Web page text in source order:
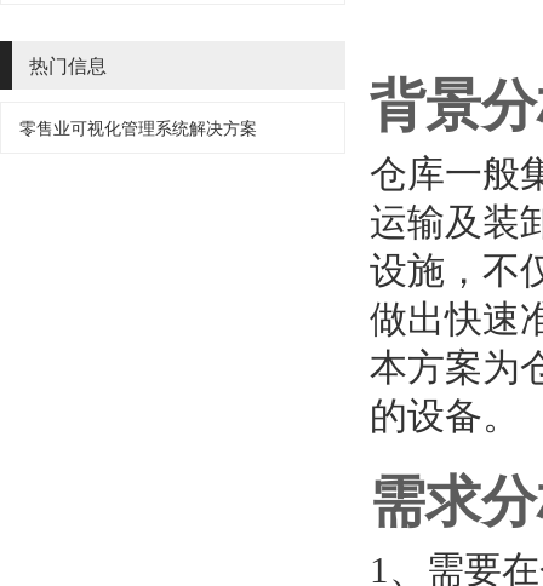
热门信息
零售业可视化管理系统解决方案 背景
仓库一般
运输及装
设施，不
做出快速
本方案为
的设备。
需求
1、需要